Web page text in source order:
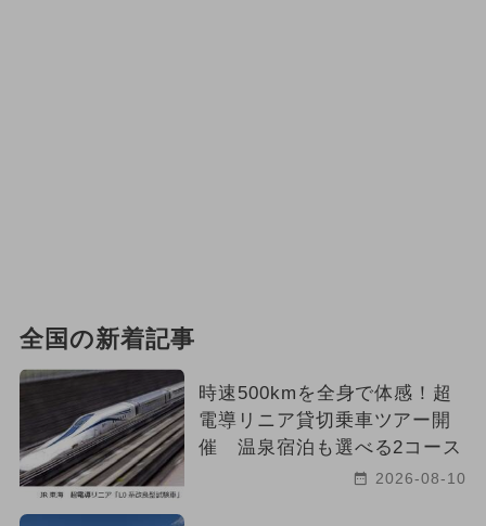
全国の新着記事
時速500kmを全身で体感！超
電導リニア貸切乗車ツアー開
催 温泉宿泊も選べる2コース
2026-08-10